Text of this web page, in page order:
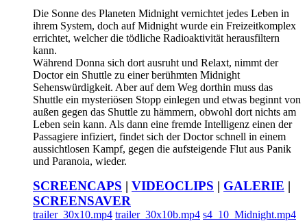
Die Sonne des Planeten Midnight vernichtet jedes Leben in
ihrem System, doch auf Midnight wurde ein Freizeitkomplex
errichtet, welcher die tödliche Radioaktivität herausfiltern
kann.
Während Donna sich dort ausruht und Relaxt, nimmt der
Doctor ein Shuttle zu einer berühmten Midnight
Sehenswürdigkeit. Aber auf dem Weg dorthin muss das
Shuttle ein mysteriösen Stopp einlegen und etwas beginnt von
außen gegen das Shuttle zu hämmern, obwohl dort nichts am
Leben sein kann. Als dann eine fremde Intelligenz einen der
Passagiere infiziert, findet sich der Doctor schnell in einem
aussichtlosen Kampf, gegen die aufsteigende Flut aus Panik
und Paranoia, wieder.
SCREENCAPS | VIDEOCLIPS | GALERIE |
SCREENSAVER
trailer_30x10.mp4 trailer_30x10b.mp4 s4_10_Midnight.mp4